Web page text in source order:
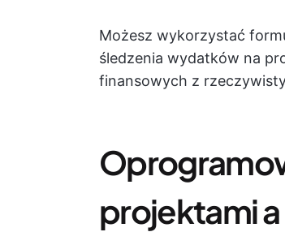
Możesz wykorzystać
śledzenia wydatków na
finansowych z
projektami a